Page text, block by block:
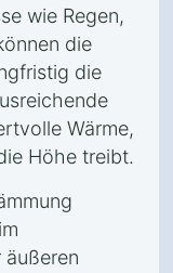
wie Regen,
die
die
Wärme,
Höhe treibt.